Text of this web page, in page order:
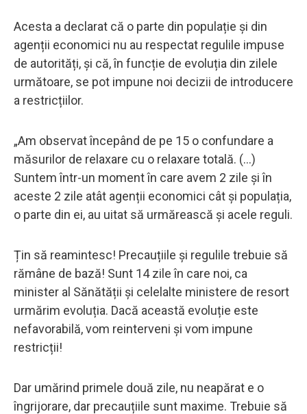
Acesta a declarat că o parte din populație și din
agenții economici nu au respectat regulile impuse
de autorități, și că, în funcție de evoluția din zilele
următoare, se pot impune noi decizii de introducere
a restricțiilor.
„Am observat începând de pe 15 o confundare a
măsurilor de relaxare cu o relaxare totală. (...)
Suntem într-un moment în care avem 2 zile și în
aceste 2 zile atât agenții economici cât și populația,
o parte din ei, au uitat să urmărească și acele reguli.
Țin să reamintesc! Precauțiile și regulile trebuie să
rămâne de bază! Sunt 14 zile în care noi, ca
minister al Sănătății și celelalte ministere de resort
urmărim evoluția. Dacă această evoluție este
nefavorabilă, vom reinterveni și vom impune
restricții!
Dar umărind primele două zile, nu neapărat e o
îngrijorare, dar precauțiile sunt maxime. Trebuie să